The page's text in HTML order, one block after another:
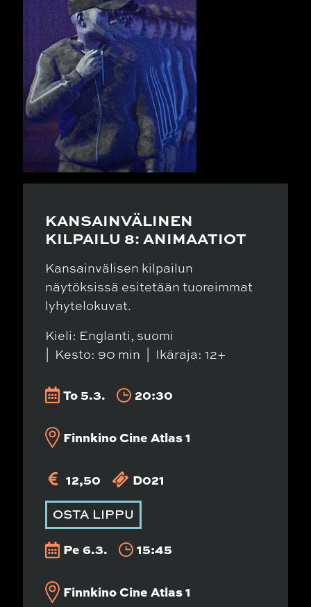
KANSAINVÄLINEN
KILPAILU 8: ANIMAATIOT
Kansainvälisen kilpailun
näytöksissä esitetään tuoreimmat
lyhytelokuvat.
Kieli: Englanti, suomi
Kesto: 90 min
Ikäraja: 12+
To 5.3. 20:30
Finnkino Cine Atlas 1
12,50 D021
OSTA LIPPU
Pe 6.3. 15:45
Finnkino Cine Atlas 1